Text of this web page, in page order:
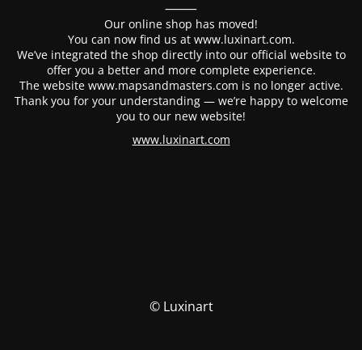
⸻
Our online shop has moved!
You can now find us at www.luxinart.com.
We’ve integrated the shop directly into our official website to
offer you a better and more complete experience.
The website www.mapsandmasters.com is no longer active.
Thank you for your understanding — we’re happy to welcome
you to our new website!
www.luxinart.com
© Luxinart